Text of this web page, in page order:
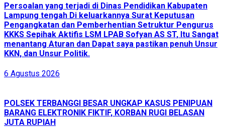
Persoalan yang terjadi di Dinas Pendidikan Kabupaten
Lampung tengah Di keluarkannya Surat Keputusan
Pengangkatan dan Pemberhentian Setruktur Pengurus
KKKS Sepihak Aktifis LSM LPAB Sofyan AS ST, Itu Sangat
menantang Aturan dan Dapat saya pastikan penuh Unsur
KKN, dan Unsur Politik.
6 Agustus 2026
POLSEK TERBANGGI BESAR UNGKAP KASUS PENIPUAN
BARANG ELEKTRONIK FIKTIF, KORBAN RUGI BELASAN
JUTA RUPIAH